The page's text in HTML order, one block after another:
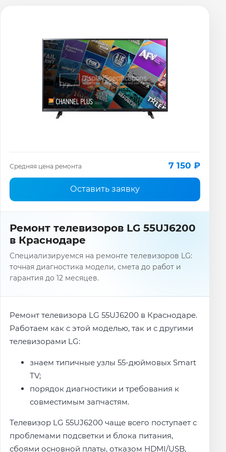
Средняя цена ремонта 7 150 ₽
Оставить заявку
Ремонт телевизоров LG 55UJ6200
в Краснодаре
Специализируемся на ремонте телевизоров LG:
точная диагностика модели, смета до работ и
гарантия до 12 месяцев.
Ремонт телевизора LG 55UJ6200 в Краснодаре.
Работаем как с этой моделью, так и с другими
телевизорами LG:
знаем типичные узлы 55-дюймовых Smart
TV;
порядок диагностики и требования к
совместимым запчастям.
Телевизор LG 55UJ6200 чаще всего поступает с
проблемами подсветки и блока питания,
сбоями основной платы, отказом HDMI/USB,